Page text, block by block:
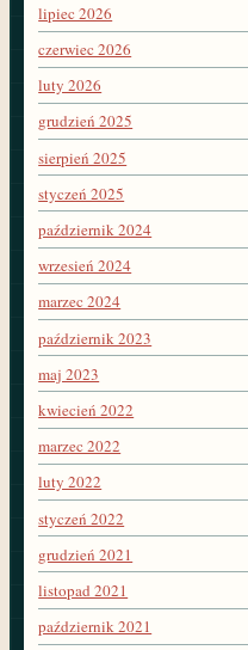
lipiec 2026
czerwiec 2026
luty 2026
grudzień 2025
sierpień 2025
styczeń 2025
październik 2024
wrzesień 2024
marzec 2024
październik 2023
maj 2023
kwiecień 2022
marzec 2022
luty 2022
styczeń 2022
grudzień 2021
listopad 2021
październik 2021